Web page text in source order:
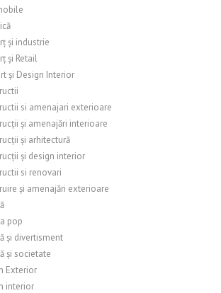
și industrie
și Retail
și Design Interior
si amenajari exterioare
și amenajări interioare
și arhitectură
și design interior
si renovari
și amenajări exterioare
pop
și divertisment
și societate
Exterior
interior